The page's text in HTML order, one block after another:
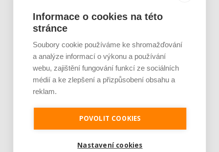
Je jen pro sportovce, přiberu po něm a ve
stravě ho mám dostatek. Znáte nejčastějš [...]
Pojem protein již nějakou dobu rezonuje
se o ně...
Informace o cookies na této
stránce
Soubory cookie používáme ke shromažďování
a analýze informací o výkonu a používání
webu, zajištění fungování funkcí ze sociálních
médií a ke zlepšení a přizpůsobení obsahu a
reklam.
POVOLIT COOKIES
Nastavení cookies